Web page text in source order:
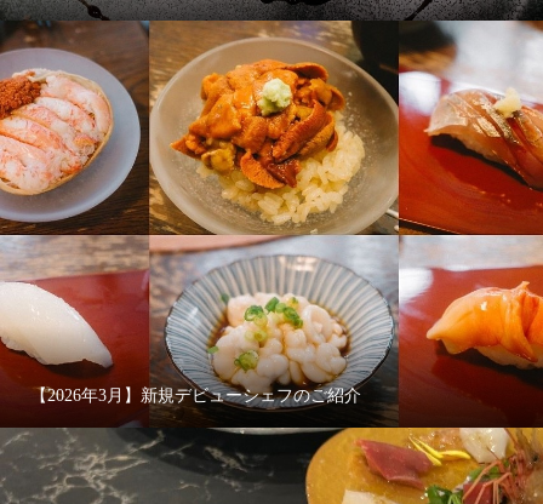
【2026年3月】新規デビューシェフのご紹介